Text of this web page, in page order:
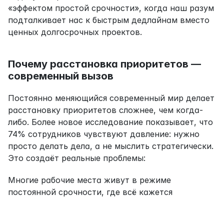
«эффектом простой срочности», когда наш разум
подталкивает нас к быстрым дедлайнам вместо
ценных долгосрочных проектов.
Почему расстановка приоритетов —
современный вызов
Постоянно меняющийся современный мир делает
расстановку приоритетов сложнее, чем когда-
либо. Более новое исследование показывает, что
74% сотрудников чувствуют давление: нужно
просто делать дела, а не мыслить стратегически.
Это создаёт реальные проблемы:
Многие рабочие места живут в режиме
постоянной срочности, где всё кажется